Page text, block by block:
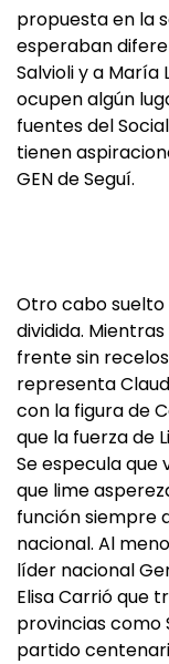
propuesta en la
esperaban
Salvioli y a María
ocupen algún
fuentes del
tienen
GEN de Seguí.
Otro cabo suelto
dividida.
frente sin
representa
con la figura de
que la fuerza de
Se especula que
que lime
función siempre
nacional. Al
líder nacional
Elisa Carrió que
provincias como
partido